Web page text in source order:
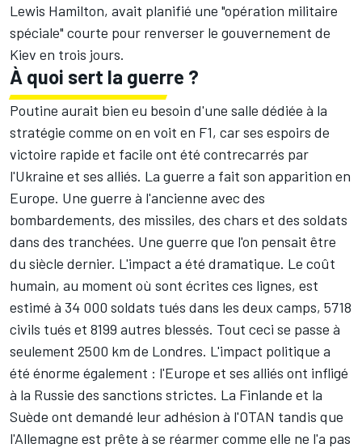
Lewis Hamilton, avait planifié une "opération militaire
spéciale" courte pour renverser le gouvernement de
Kiev en trois jours.
À quoi sert la guerre ?
Poutine aurait bien eu besoin d'une salle dédiée à la
stratégie comme on en voit en F1, car ses espoirs de
victoire rapide et facile ont été contrecarrés par
l'Ukraine et ses alliés. La guerre a fait son apparition en
Europe. Une guerre à l'ancienne avec des
bombardements, des missiles, des chars et des soldats
dans des tranchées. Une guerre que l'on pensait être
du siècle dernier. L'impact a été dramatique. Le coût
humain, au moment où sont écrites ces lignes, est
estimé à 34 000 soldats tués dans les deux camps, 5718
civils tués et 8199 autres blessés. Tout ceci se passe à
seulement 2500 km de Londres. L'impact politique a
été énorme également : l'Europe et ses alliés ont infligé
à la Russie des sanctions strictes. La Finlande et la
Suède ont demandé leur adhésion à l'OTAN tandis que
l'Allemagne est prête à se réarmer comme elle ne l'a pas